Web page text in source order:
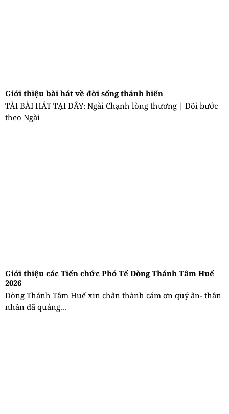
Giới thiệu bài hát về đời sống thánh hiến
TẢI BÀI HÁT TẠI ĐÂY: Ngài Chạnh lòng thương | Dõi bước
theo Ngài
Giới thiệu các Tiến chức Phó Tế Dòng Thánh Tâm Huế
2026
Dòng Thánh Tâm Huế xin chân thành cám ơn quý ân- thân
nhân đã quảng...